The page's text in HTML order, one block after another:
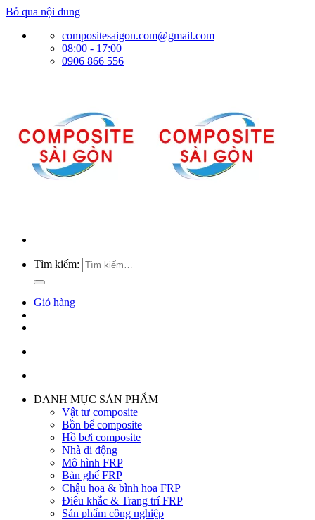
Bỏ qua nội dung
compositesaigon.com@gmail.com
08:00 - 17:00
0906 866 556
Tìm kiếm:
Giỏ hàng
DANH MỤC SẢN PHẨM
Vật tư composite
Bồn bể composite
Hồ bơi composite
Nhà di động
Mô hình FRP
Bàn ghế FRP
Chậu hoa & bình hoa FRP
Điêu khắc & Trang trí FRP
Sản phẩm công nghiệp